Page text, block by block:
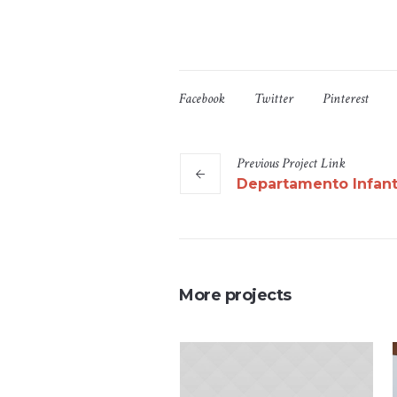
Facebook Twitter Pinterest
PreviousProjectLink
Departamento
More projects